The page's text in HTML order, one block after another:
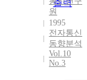
출력
원
1995
전자통신
동향분석
Vol.10
No.3